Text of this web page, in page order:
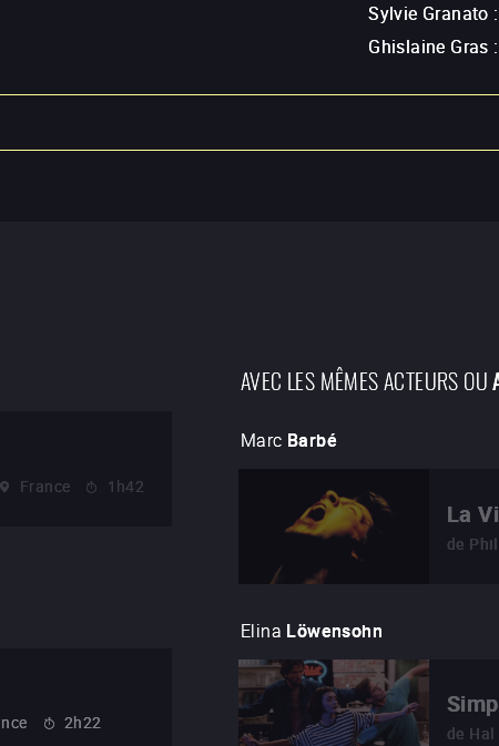
Sylvie Granato :
Ghislaine Gras :
France 1h42
2h22
AVEC LES MÊMES ACTEURS OU
Marc Barbé
La
de
Elina Löwensohn
de